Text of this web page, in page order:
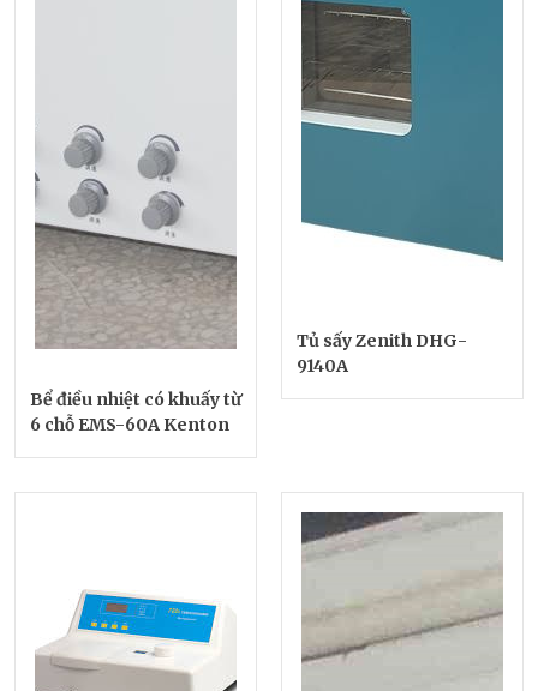
Bể điều nhiệt có khuấy từ
6 chỗ EMS-60A Kenton
Tủ sấy Zenith DHG-
9140A